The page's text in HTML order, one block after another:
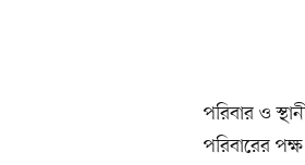
পরিবার ও
পরিবারের